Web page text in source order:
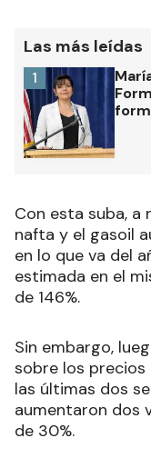
Las más leídas
1
Con esta suba, a
nafta y el gasoil
en lo que va del
estimada en el
de 146%.
Sin embargo,
sobre los precios
las últimas dos
aumentaron dos
de 30%.